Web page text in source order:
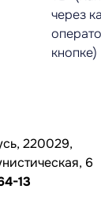
через
кнопке)
220029,
6
13